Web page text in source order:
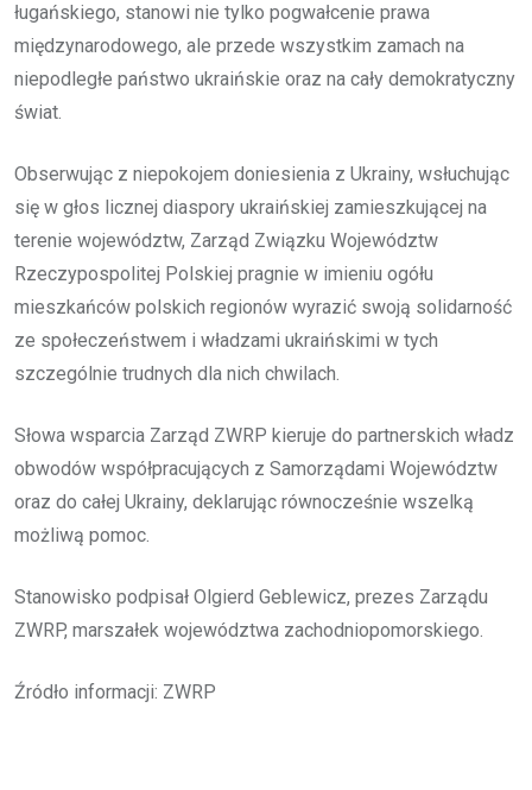
ługańskiego, stanowi nie tylko pogwałcenie prawa
międzynarodowego, ale przede wszystkim zamach na
niepodległe państwo ukraińskie oraz na cały demokratyczny
świat.
Obserwując z niepokojem doniesienia z Ukrainy, wsłuchując
się w głos licznej diaspory ukraińskiej zamieszkującej na
terenie województw, Zarząd Związku Województw
Rzeczypospolitej Polskiej pragnie w imieniu ogółu
mieszkańców polskich regionów wyrazić swoją solidarność
ze społeczeństwem i władzami ukraińskimi w tych
szczególnie trudnych dla nich chwilach.
Słowa wsparcia Zarząd ZWRP kieruje do partnerskich władz
obwodów współpracujących z Samorządami Województw
oraz do całej Ukrainy, deklarując równocześnie wszelką
możliwą pomoc.
Stanowisko podpisał Olgierd Geblewicz, prezes Zarządu
ZWRP, marszałek województwa zachodniopomorskiego.
Źródło informacji: ZWRP